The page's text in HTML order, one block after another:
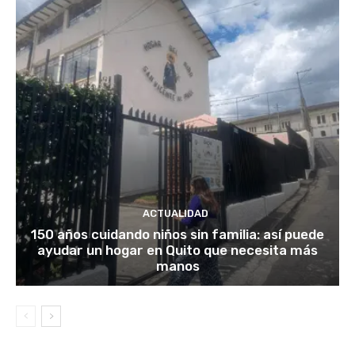
ACTUALIDAD
150 años cuidando niños sin familia: así puede
ayudar un hogar en Quito que necesita más
manos